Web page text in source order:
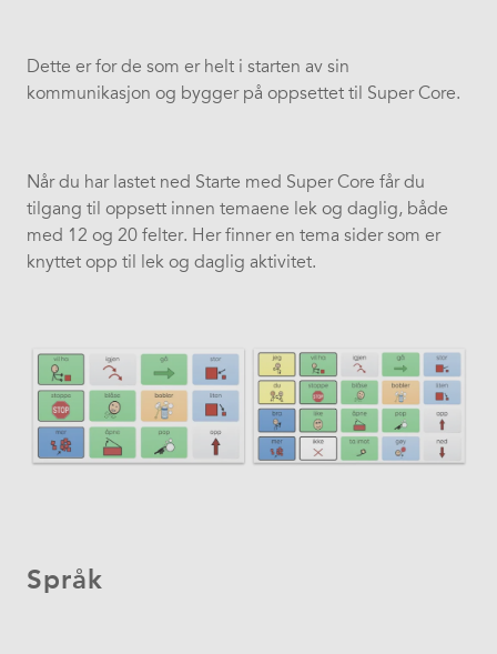
Dette er for de som er helt i starten av sin
kommunikasjon og bygger på oppsettet til Super Core.
Når du har lastet ned Starte med Super Core får du
tilgang til oppsett innen temaene lek og daglig, både
med 12 og 20 felter. Her finner en tema sider som er
knyttet opp til lek og daglig aktivitet.
Språk